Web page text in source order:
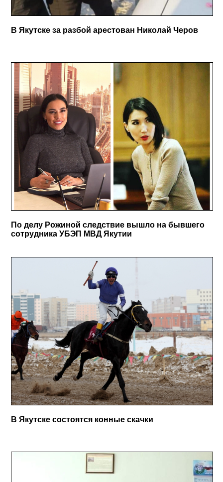
В Якутске за разбой арестован Николай Черов
По делу Рожиной следствие вышло на бывшего
сотрудника УБЭП МВД Якутии
В Якутске состоятся конные скачки